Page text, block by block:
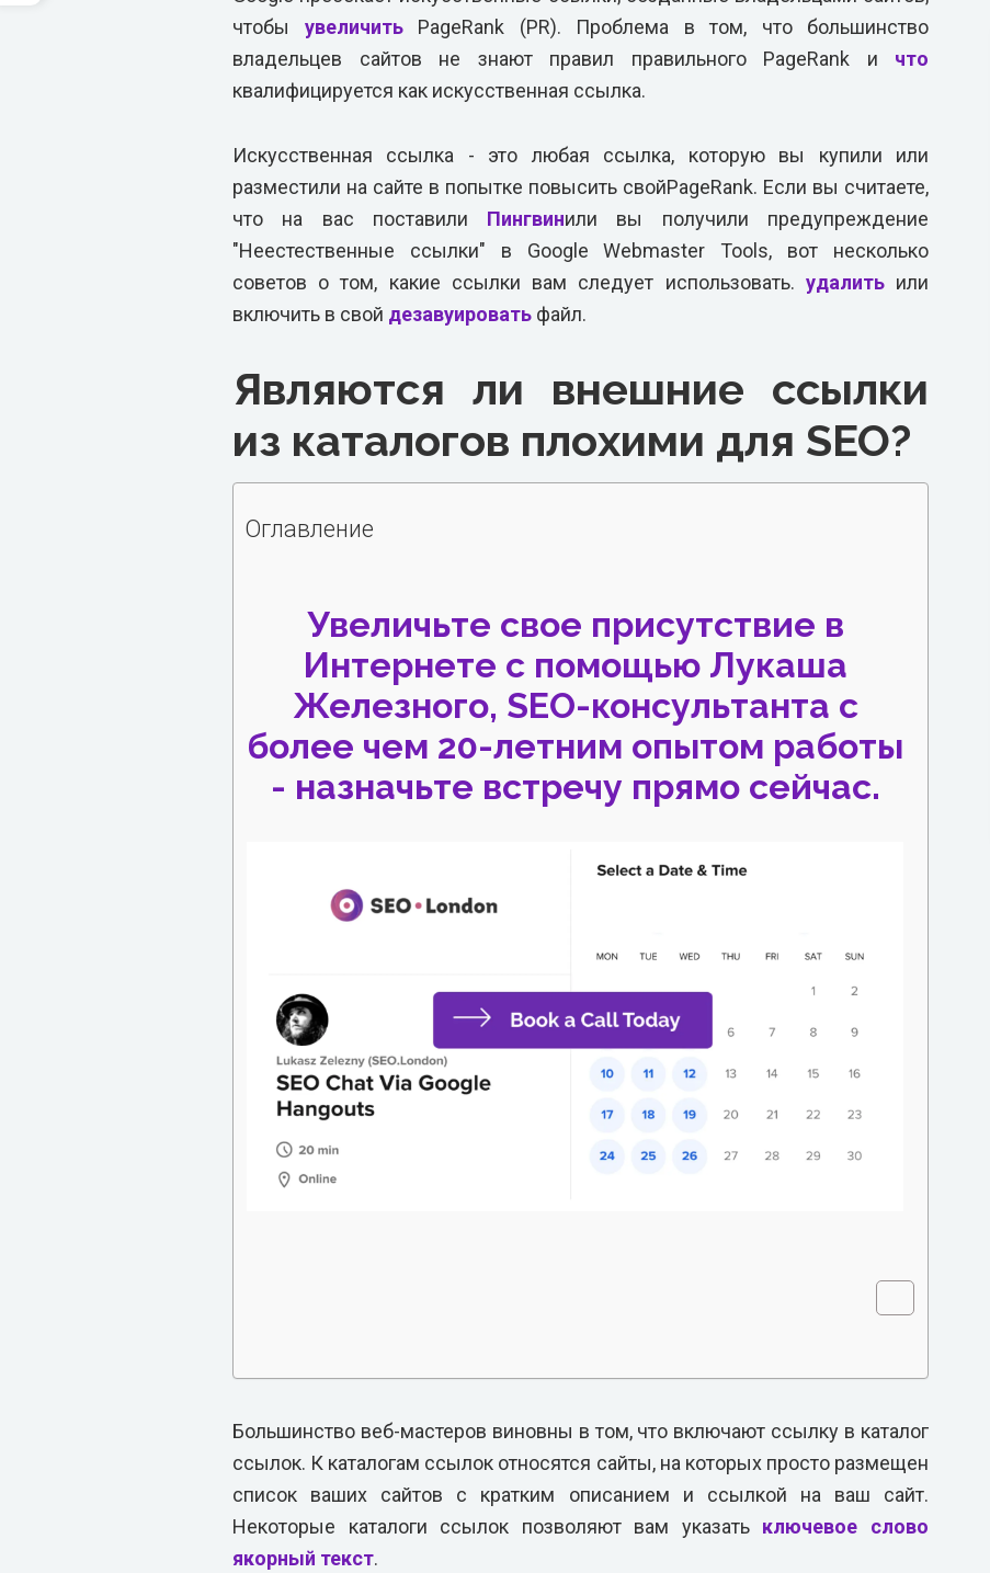
чтобы увеличитьPageRank (PR). Проблема в том, что большинство
владельцев сайтов не знают правил правильного PageRank и что
квалифицируется как искусственная ссылка.
Искусственная ссылка - это любая ссылка, которую вы купили или
разместили на сайте в попытке повысить свойPageRank. Если вы считаете,
что на вас поставили Пингвинили вы получили предупреждение
"Неестественные ссылки" в Google Webmaster Tools, вот несколько
советов о том, какие ссылки вам следует использовать. удалитьили
включить в свой дезавуировать файл.
Являются ли внешние ссылки
из каталогов плохими для SEO?
Оглавление
Увеличьте свое присутствие в
Интернете с помощью Лукаша
Железного, SEO-консультанта с
более чем 20-летним опытом работы
- назначьте встречу прямо сейчас.
Большинство веб-мастеров виновны в том, что включают ссылку в каталог
ссылок. К каталогам ссылок относятся сайты, на которых просто размещен
список ваших сайтов с кратким описанием и ссылкой на ваш сайт.
Некоторые каталоги ссылок позволяют вам указать ключевое слово
якорный текст.